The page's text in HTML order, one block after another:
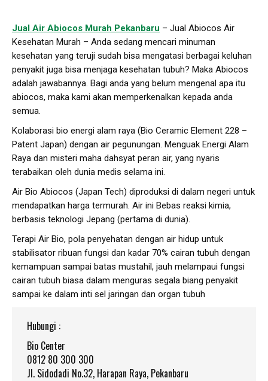
Jual Air Abiocos Murah Pekanbaru – Jual Abiocos Air
Kesehatan Murah – Anda sedang mencari minuman
kesehatan yang teruji sudah bisa mengatasi berbagai keluhan
penyakit juga bisa menjaga kesehatan tubuh? Maka Abiocos
adalah jawabannya. Bagi anda yang belum mengenal apa itu
abiocos, maka kami akan memperkenalkan kepada anda
semua.
Kolaborasi bio energi alam raya (Bio Ceramic Element 228 –
Patent Japan) dengan air pegunungan. Menguak Energi Alam
Raya dan misteri maha dahsyat peran air, yang nyaris
terabaikan oleh dunia medis selama ini.
Air Bio Abiocos (Japan Tech) diproduksi di dalam negeri untuk
mendapatkan harga termurah. Air ini Bebas reaksi kimia,
berbasis teknologi Jepang (pertama di dunia).
Terapi Air Bio, pola penyehatan dengan air hidup untuk
stabilisator ribuan fungsi dan kadar 70% cairan tubuh dengan
kemampuan sampai batas mustahil, jauh melampaui fungsi
cairan tubuh biasa dalam menguras segala biang penyakit
sampai ke dalam inti sel jaringan dan organ tubuh
Hubungi :
Bio Center
0812 80 300 300
Jl. Sidodadi No.32, Harapan Raya, Pekanbaru